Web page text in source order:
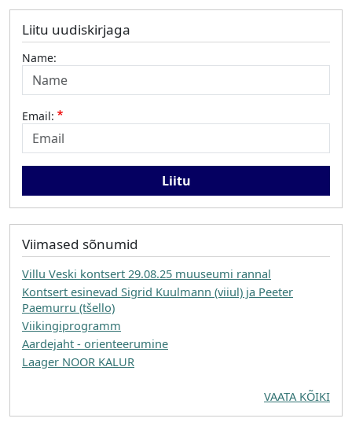
Liitu uudiskirjaga
Name:
Email:
Viimased sõnumid
Villu Veski kontsert 29.08.25 muuseumi rannal
Kontsert esinevad Sigrid Kuulmann (viiul) ja Peeter
Paemurru (tšello)
Viikingiprogramm
Aardejaht - orienteerumine
Laager NOOR KALUR
VAATA KÕIKI